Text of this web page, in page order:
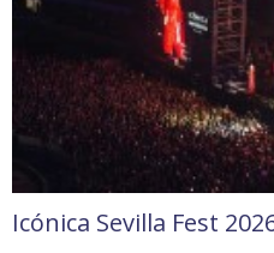
Icónica Sevilla Fest